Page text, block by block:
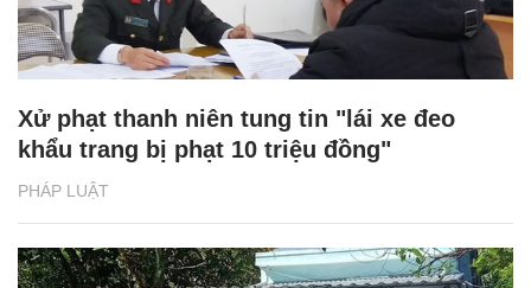
PHÁP LUẬT
Xử phạt thanh niên tung tin "lái xe đeo
khẩu trang bị phạt 10 triệu đồng"